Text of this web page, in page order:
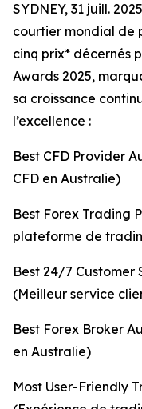
SYDNEY, 31 juill.
courtier mondial de
cinq prix* décernés
Awards 2025,
sa croissance
l’excellence :
Best CFD Provider
CFD en Australie)
Best Forex Trading
plateforme de
Best 24/7 Customer
(Meilleur service
Best Forex Broker
en Australie)
Most User-Friendly